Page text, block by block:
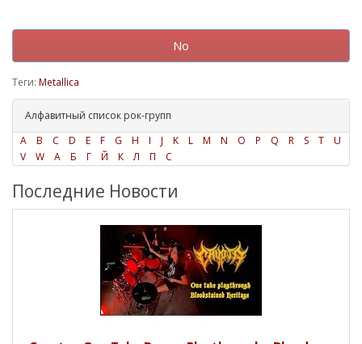
No
Теги: Metallica
Алфавитный список рок-групп
A
B C D E F G H I J K L M N O P Q R S T
U
V
W А Б Г Й К Л П С
Последние Новости